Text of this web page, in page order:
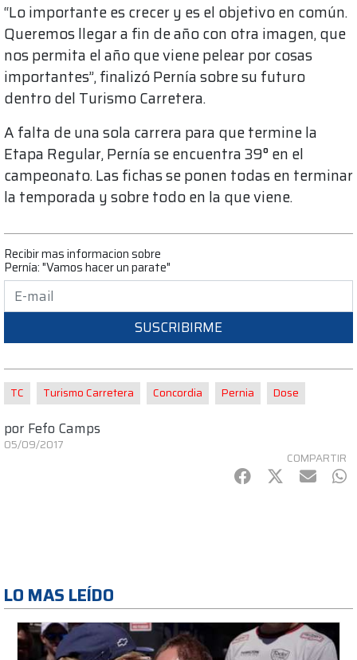
“Lo importante es crecer y es el objetivo en común.
Queremos llegar a fin de año con otra imagen, que
nos permita el año que viene pelear por cosas
importantes”, finalizó Pernía sobre su futuro
dentro del Turismo Carretera.
A falta de una sola carrera para que termine la
Etapa Regular, Pernía se encuentra 39° en el
campeonato. Las fichas se ponen todas en terminar
la temporada y sobre todo en la que viene.
Recibir mas informacion sobre
Pernía: "Vamos hacer un parate"
SUSCRIBIRME
TC Turismo Carretera Concordia Pernia Dose
por Fefo Camps
05/09/2017
COMPARTIR
Facebook
Twitter
mail
LO MAS LEÍDO